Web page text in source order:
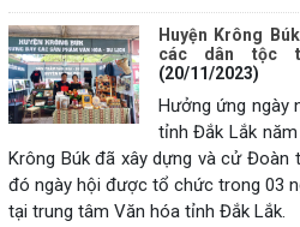
Huyện Krông
các dân tộc
(20/11/2023)
Hưởng ứng ngày
tỉnh Đắk Lắk
Krông Búk đã xây dựng và cử Đoàn
đó ngày hội được tổ chức trong 03
tại trung tâm Văn hóa tỉnh Đắk Lắk.